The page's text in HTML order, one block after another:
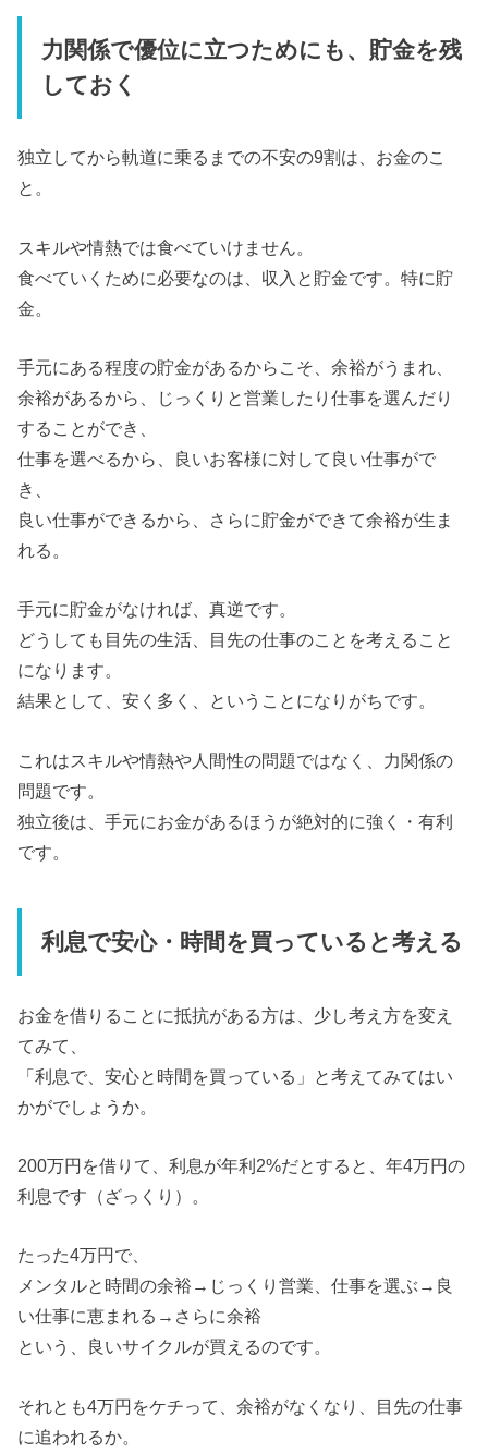
力関係で優位に立つためにも、貯金を残
しておく
独立してから軌道に乗るまでの不安の9割は、お金のこ
と。
スキルや情熱では食べていけません。
食べていくために必要なのは、収入と貯金です。特に貯
金。
手元にある程度の貯金があるからこそ、余裕がうまれ、
余裕があるから、じっくりと営業したり仕事を選んだり
することができ、
仕事を選べるから、良いお客様に対して良い仕事がで
き、
良い仕事ができるから、さらに貯金ができて余裕が生ま
れる。
手元に貯金がなければ、真逆です。
どうしても目先の生活、目先の仕事のことを考えること
になります。
結果として、安く多く、ということになりがちです。
これはスキルや情熱や人間性の問題ではなく、力関係の
問題です。
独立後は、手元にお金があるほうが絶対的に強く・有利
です。
利息で安心・時間を買っていると考える
お金を借りることに抵抗がある方は、少し考え方を変え
てみて、
「利息で、安心と時間を買っている」と考えてみてはい
かがでしょうか。
200万円を借りて、利息が年利2%だとすると、年4万円の
利息です（ざっくり）。
たった4万円で、
メンタルと時間の余裕→じっくり営業、仕事を選ぶ→良
い仕事に恵まれる→さらに余裕
という、良いサイクルが買えるのです。
それとも4万円をケチって、余裕がなくなり、目先の仕事
に追われるか。